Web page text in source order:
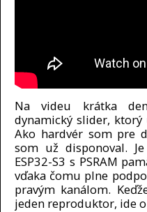
Na videu krátka
dynamický slider,
Ako hardvér som pre
som už disponoval.
ESP32-S3 s PSRAM
vďaka čomu plne
pravým kanálom.
jeden reproduktor, ide